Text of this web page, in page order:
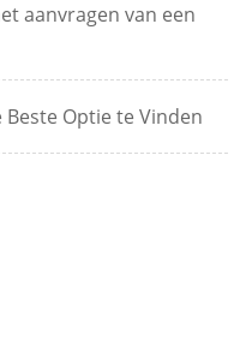
aanvragen van een
Optie te Vinden